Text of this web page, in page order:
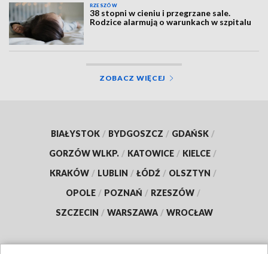
RZESZÓW
38 stopni w cieniu i przegrzane sale.
Rodzice alarmują o warunkach w szpitalu
ZOBACZ WIĘCEJ
BIAŁYSTOK / BYDGOSZCZ / GDAŃSK /
GORZÓW WLKP. / KATOWICE / KIELCE /
KRAKÓW / LUBLIN / ŁÓDŹ / OLSZTYN /
OPOLE / POZNAŃ / RZESZÓW /
SZCZECIN / WARSZAWA / WROCŁAW